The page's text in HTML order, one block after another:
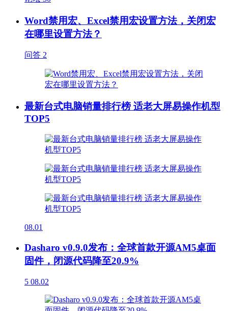
Word禁用宏、Excel禁用宏设置方法，关闭宏
在哪里设置方法？
问答 2
最新台式电脑销量排行榜 适老大屏易操作机型
TOP5
08.01
Dasharo v0.9.0发布：全球首款开源AM5桌面
固件，闭源代码降至20.9%
5 08.02